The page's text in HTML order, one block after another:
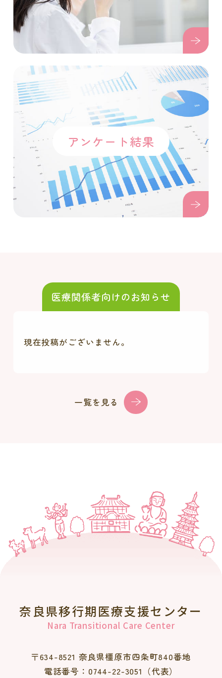
アンケート結果
医療関係者向けのお知らせ
現在投稿がございません。
一覧を見る
奈良県移行期医療支援センター
Nara Transitional Care Center
〒634-8521 奈良県橿原市四条町840番地
電話番号：0744-22-3051（代表）